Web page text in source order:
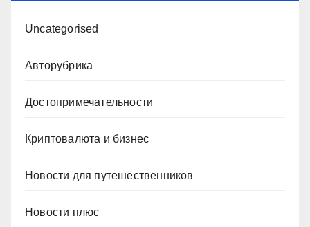
Uncategorised
Авторубрика
Достопримечательности
Криптовалюта и бизнес
Новости для путешественников
Новости плюс